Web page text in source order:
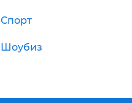
Спорт
Шоубиз